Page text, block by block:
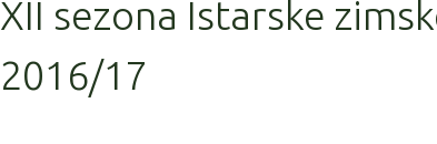
XII sezona Istarske
2016/17